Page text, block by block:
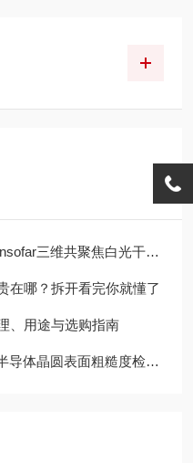
焦白光干涉仪的跨领域应用传奇
在哪？拆开看完你就懂了
、用途与选购指南
糙度检测中的应用与行业标准对标